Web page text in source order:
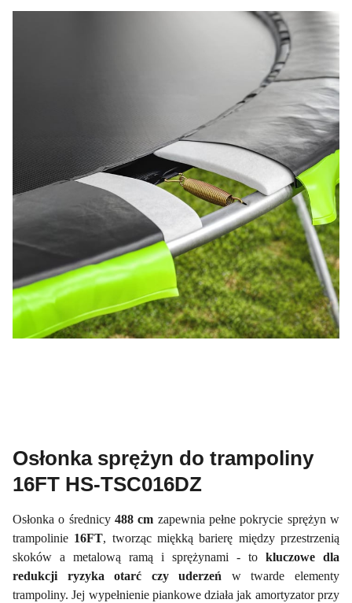
Osłonka sprężyn do trampoliny
16FT HS-TSC016DZ
Osłonka o średnicy 488 cm zapewnia pełne pokrycie sprężyn w
trampolinie 16FT, tworząc miękką barierę między przestrzenią
skoków a metalową ramą i sprężynami - to kluczowe dla
redukcji ryzyka otarć czy uderzeń w twarde elementy
trampoliny. Jej wypełnienie piankowe działa jak amortyzator przy